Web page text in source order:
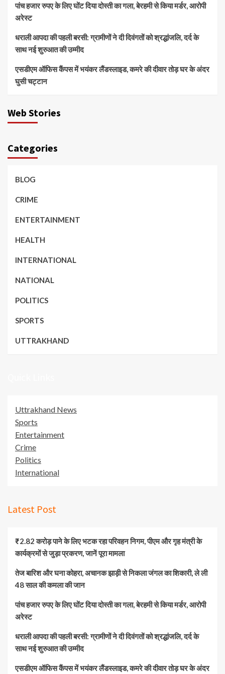
पांच हजार रुपए के लिए घोंट दिया दोस्ती का गला, बेरहमी से किया मर्डर, आरोपी
अरेस्ट
धराली आपदा की पहली बरसी: ग्रामीणों ने दी दिवंगतों को श्रद्धांजलि, दर्द के
साथ नई शुरुआत की उम्मीद
एसडीएम ऑफिस कैंपस में भयंकर लैंडस्लाइड, कमरे की दीवार तोड़ घर के अंदर
घुसी चट्टान
Web Stories
Categories
BLOG
CRIME
ENTERTAINMENT
HEALTH
INTERNATIONAL
NATIONAL
POLITICS
SPORTS
UTTRAKHAND
Uttrakhand News
Sports
Entertainment
Crime
Politics
International
Latest Post
₹2.82 करोड़ पाने के लिए भटक रहा परिवहन निगम, पीएम और गृह मंत्री के
कार्यक्रमों से जुड़ा प्रकरण, जानें पूरा मामला
तेज बारिश और घना कोहरा, अचानक झाड़ी से निकला जंगल का शिकारी, ले ली
48 साल की कमला की जान
पांच हजार रुपए के लिए घोंट दिया दोस्ती का गला, बेरहमी से किया मर्डर, आरोपी
अरेस्ट
धराली आपदा की पहली बरसी: ग्रामीणों ने दी दिवंगतों को श्रद्धांजलि, दर्द के
साथ नई शुरुआत की उम्मीद
एसडीएम ऑफिस कैंपस में भयंकर लैंडस्लाइड, कमरे की दीवार तोड़ घर के अंदर